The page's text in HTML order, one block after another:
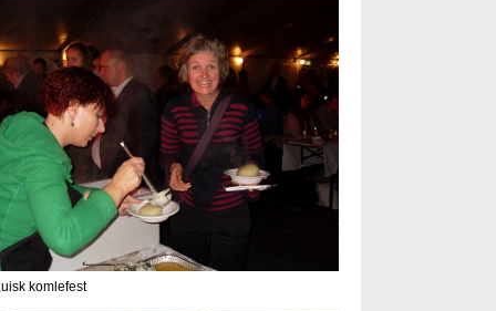
komlefest